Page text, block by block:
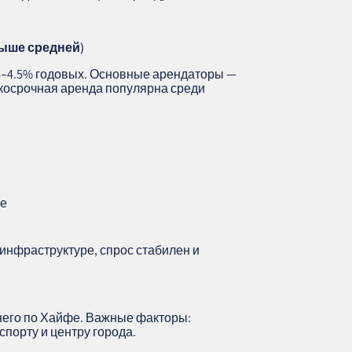
средней)
годовых. Основные арендаторы —
аренда популярна среди
спрос стабилен и
по Хайфе. Важные факторы:
и центру города.